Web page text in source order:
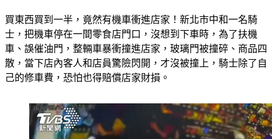
士，把機車停在一間零食店門口，沒想到下車時，為了扶機
車、誤催油門，整輛車暴衝撞進店家，玻璃門被撞碎、商品四
散，當下店內客人和店員驚險閃開，才沒被撞上，騎士除了自
己的修車費，恐怕也得賠償店家財損。